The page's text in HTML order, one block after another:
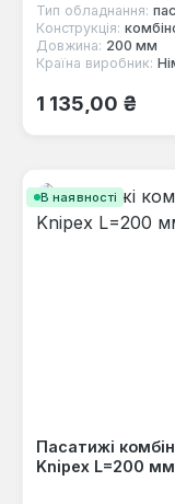
Тип обладнання:
Конструкція:
Довжина: 200 мм
Країна виробник:
Звичайна ціна:
1 135,00 ₴
В наявності
Пасатижі
Knipex L=200